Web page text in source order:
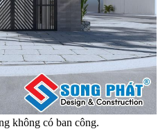
không có ban công.